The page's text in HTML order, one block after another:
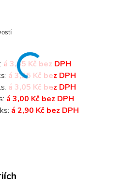
á 3,65 Kč bez DPH
á 3,15 Kč bez DPH
á 3,05 Kč bez DPH
á 3,00 Kč bez DPH
á 2,90 Kč bez DPH